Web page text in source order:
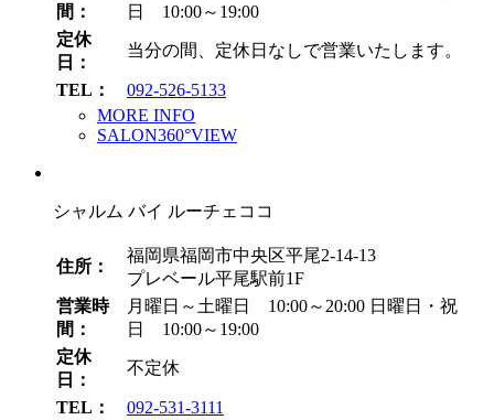
間：
日 10:00～19:00
定休
日：
当分の間、定休日なしで営業いたします。
TEL：
092-526-5133
MORE INFO
SALON360°VIEW
シャルム バイ ルーチェココ
住所：
福岡県福岡市中央区平尾2-14-13
プレベール平尾駅前1F
営業時
間：
月曜日～土曜日 10:00～20:00 日曜日・祝
日 10:00～19:00
定休
日：
不定休
TEL： 092-531-3111